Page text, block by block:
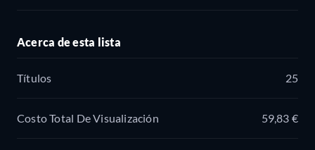
Acerca de esta lista
Títulos 25
Costo Total De Visualización 59,83 €